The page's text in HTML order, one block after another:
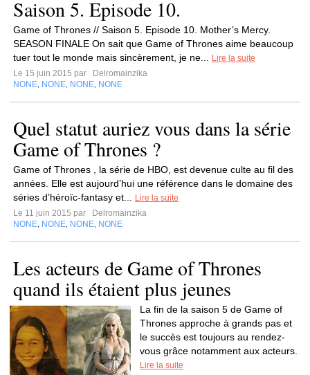
Saison 5. Episode 10.
Game of Thrones // Saison 5. Episode 10. Mother’s Mercy.
SEASON FINALE On sait que Game of Thrones aime beaucoup
tuer tout le monde mais sincèrement, je ne...
Lire la suite
Le 15 juin 2015 par
Delromainzika
NONE NONE NONE NONE
Quel statut auriez vous dans la série
Game of Thrones ?
Game of Thrones , la série de HBO, est devenue culte au fil des
années. Elle est aujourd’hui une référence dans le domaine des
séries d’héroïc-fantasy et...
Lire la suite
Le 11 juin 2015 par
Delromainzika
NONE NONE NONE NONE
Les acteurs de Game of Thrones
quand ils étaient plus jeunes
La fin de la saison 5 de Game of
Thrones approche à grands pas et
le succès est toujours au rendez-
vous grâce notamment aux acteurs.
Lire la suite